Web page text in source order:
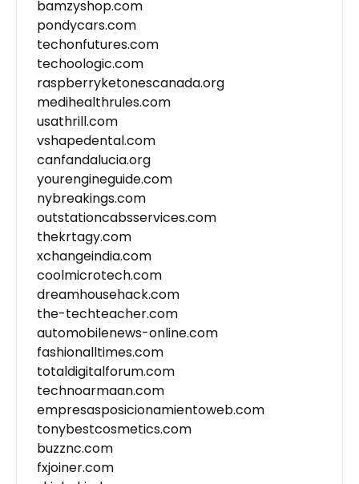
bamzyshop.com
pondycars.com
techonfutures.com
techoologic.com
raspberryketonescanada.org
medihealthrules.com
usathrill.com
vshapedental.com
canfandalucia.org
yourengineguide.com
nybreakings.com
outstationcabsservices.com
thekrtagy.com
xchangeindia.com
coolmicrotech.com
dreamhousehack.com
the-techteacher.com
automobilenews-online.com
fashionalltimes.com
totaldigitalforum.com
technoarmaan.com
empresasposicionamientoweb.com
tonybestcosmetics.com
buzznc.com
fxjoiner.com